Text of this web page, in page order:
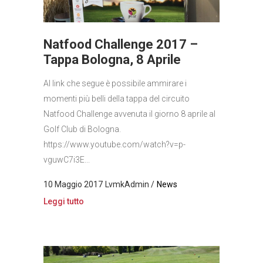
Natfood Challenge 2017 –
Tappa Bologna, 8 Aprile
Al link che segue è possibile ammirare i
momenti più belli della tappa del circuito
Natfood Challenge avvenuta il giorno 8 aprile al
Golf Club di Bologna.
https://www.youtube.com/watch?v=p-
vguwC7i3E...
10 Maggio 2017 LvmkAdmin
News
Leggi tutto